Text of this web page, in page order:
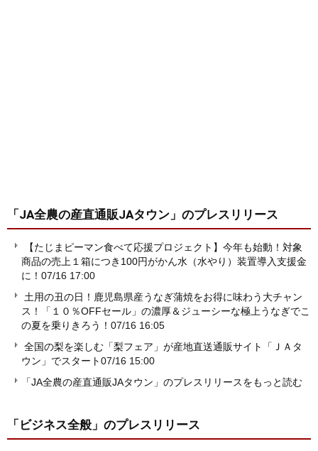
「JA全農の産直通販JAタウン」 のプレスリリース
【たじまピーマン食べて応援プロジェクト】今年も始動！対象
商品の売上１箱につき100円がかん水（水やり）装置導入支援金
に！ 07/16 17:00
土用の丑の日！鹿児島県産うなぎ蒲焼をお得に味わう大チャン
ス！「１０％OFFセール」の濃厚＆ジューシーな極上うなぎでこ
の夏を乗りきろう！ 07/16 16:05
全国の梨を楽しむ「梨フェア」が産地直送通販サイト「ＪＡタ
ウン」でスタート07/16 15:00
「JA全農の産直通販JAタウン」のプレスリリースをもっと読む
「ビジネス全般」 のプレスリリース